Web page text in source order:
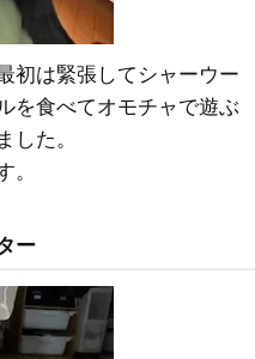
初は緊張してシャーウー
を食べてオモチャで遊ぶ
した。
。
ー